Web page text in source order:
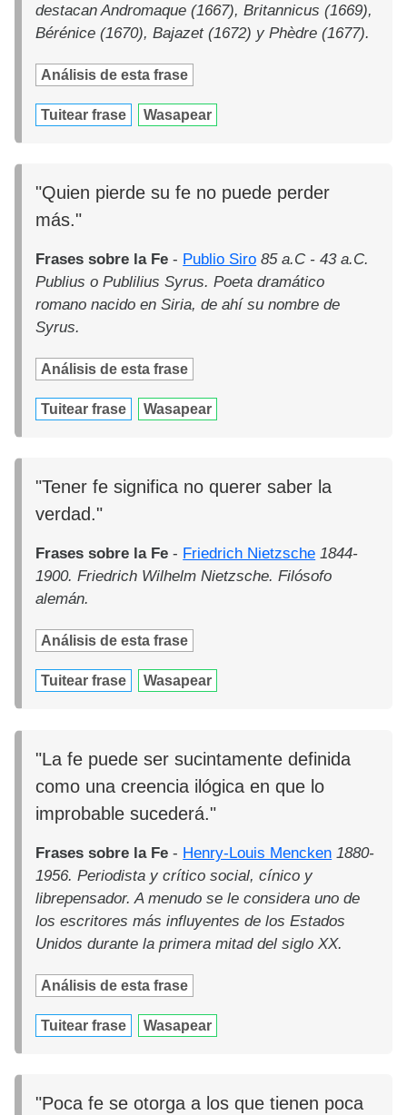
destacan Andromaque (1667), Britannicus (1669),
Bérénice (1670), Bajazet (1672) y Phèdre (1677).
Análisis de esta frase
Tuitear frase Wasapear
"Quien pierde su fe no puede perder
más."
Frases sobre la Fe - Publio Siro 85 a.C - 43 a.C.
Publius o Publilius Syrus. Poeta dramático
romano nacido en Siria, de ahí su nombre de
Syrus.
Análisis de esta frase
Tuitear frase Wasapear
"Tener fe significa no querer saber la
verdad."
Frases sobre la Fe - Friedrich Nietzsche 1844-
1900. Friedrich Wilhelm Nietzsche. Filósofo
alemán.
Análisis de esta frase
Tuitear frase Wasapear
"La fe puede ser sucintamente definida
como una creencia ilógica en que lo
improbable sucederá."
Frases sobre la Fe - Henry-Louis Mencken 1880-
1956. Periodista y crítico social, cínico y
librepensador. A menudo se le considera uno de
los escritores más influyentes de los Estados
Unidos durante la primera mitad del siglo XX.
Análisis de esta frase
Tuitear frase Wasapear
"Poca fe se otorga a los que tienen poca